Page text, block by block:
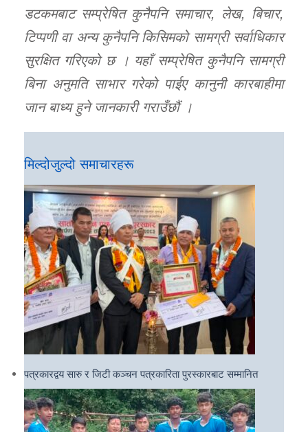
डटकमबाट सम्प्रेषित कुनैपनि समाचार, लेख, बिचार,
टिप्पणी वा अन्य कुनैपनि किसिमको सामग्री सर्वाधिकार
सुरक्षित गरिएको छ । यहाँ सम्प्रेषित कुनैपनि सामग्री
बिना अनुमति साभार गरेको पाईए कानुनी कारबाहीमा
जान बाध्य हुने जानकारी गराउँछौं ।
मिल्दोजुल्दो समाचारहरू
पत्रकारद्वय सारु र जिटी कञ्चन पत्रकारिता पुरस्कारबाट सम्मानित